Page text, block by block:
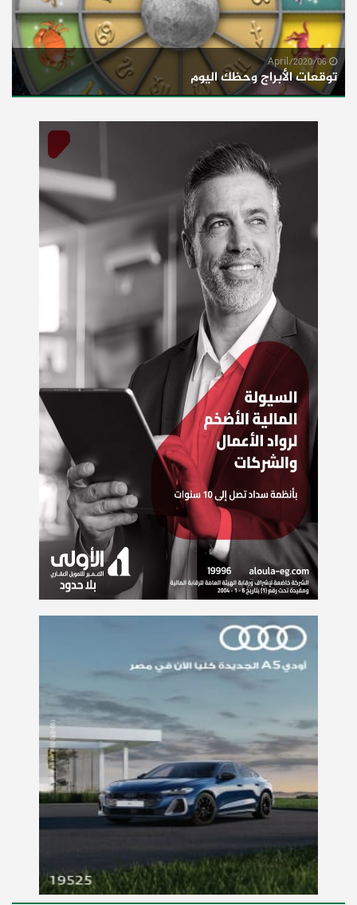
توقعات الأبراج وحظك اليوم